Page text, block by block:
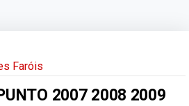
Faróis
2007 2008 2009